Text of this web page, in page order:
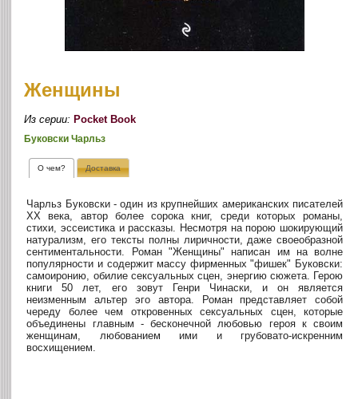
Женщины
Из серии:Pocket Book
Буковски Чарльз
О чем? Доставка
Чарльз Буковски - один из крупнейших американских писателей
XX века, автор более сорока книг, среди которых романы,
стихи, эссеистика и рассказы. Несмотря на порою шокирующий
натурализм, его тексты полны лиричности, даже своеобразной
сентиментальности. Роман "Женщины" написан им на волне
популярности и содержит массу фирменных "фишек" Буковски:
самоиронию, обилие сексуальных сцен, энергию сюжета. Герою
книги 50 лет, его зовут Генри Чинаски, и он является
неизменным альтер эго автора. Роман представляет собой
череду более чем откровенных сексуальных сцен, которые
объединены главным - бесконечной любовью героя к своим
женщинам, любованием ими и грубовато-искренним
восхищением.